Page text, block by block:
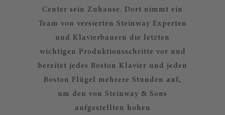
Center sein Zuhause. Dort nimmt ein
Team von versierten Steinway Experten
und Klavierbauern die letzten
wichtigen Produktionsschritte vor und
bereitet jedes Boston Klavier und jeden
Boston Flügel mehrere Stunden auf,
um den von Steinway & Sons
aufgestellten hohen